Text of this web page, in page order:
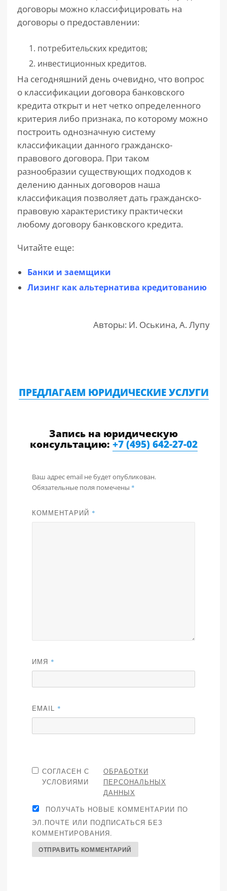
договоры можно классифицировать на
договоры о предоставлении:
потребительских кредитов;
инвестиционных кредитов.
На сегодняшний день очевидно, что вопрос
о классификации договора банковского
кредита открыт и нет четко определенного
критерия либо признака, по которому можно
построить однозначную систему
классификации данного гражданско-
правового договора. При таком
разнообразии существующих подходов к
делению данных договоров наша
классификация позволяет дать гражданско-
правовую характеристику практически
любому договору банковского кредита.
Читайте еще:
Банки и заемщики
Лизинг как альтернатива кредитованию
Авторы: И. Оськина, А. Лупу
ПРЕДЛАГАЕМ ЮРИДИЧЕСКИЕ УСЛУГИ
Запись на юридическую
консультацию: +7 (495) 642-27-02
Ваш адрес email не будет опубликован.
Обязательные поля помечены *
КОММЕНТАРИЙ *
ИМЯ *
EMAIL *
СОГЛАСЕН С
УСЛОВИЯМИ
ОБРАБОТКИ
ПЕРСОНАЛЬНЫХ
ДАННЫХ
ПОЛУЧАТЬ НОВЫЕ КОММЕНТАРИИ ПО
ЭЛ.ПОЧТЕ ИЛИ ПОДПИСАТЬСЯ БЕЗ
КОММЕНТИРОВАНИЯ.